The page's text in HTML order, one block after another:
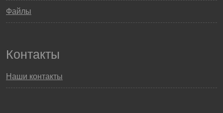
Файлы
Контакты
Наши контакты